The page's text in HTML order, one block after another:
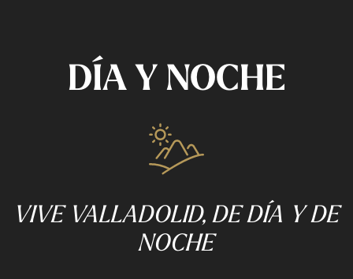
DÍA Y NOCHE
VIVE VALLADOLID, DE DÍA Y DE
NOCHE